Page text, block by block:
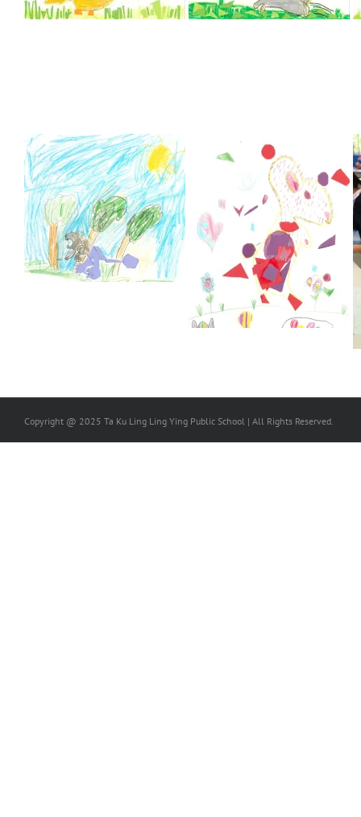
Copyright @ 2025 Ta Ku Ling Ling Ying Public School | All Rights Reserved.